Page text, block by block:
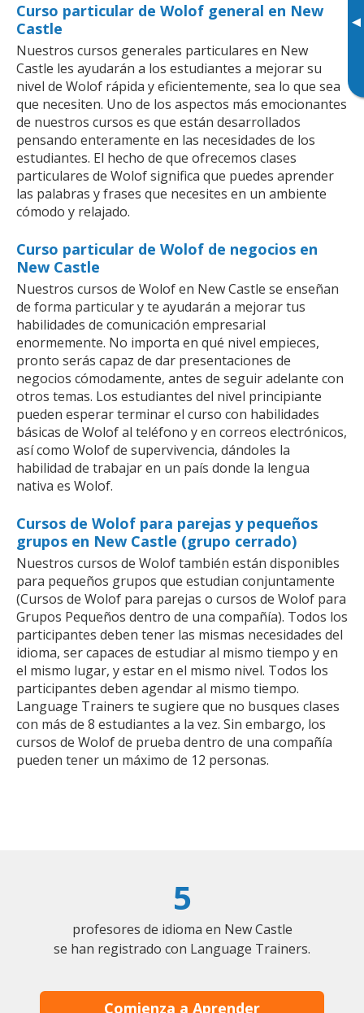
▸
Curso particular de Wolof general en New
Castle
Nuestros cursos generales particulares en New
Castle les ayudarán a los estudiantes a mejorar su
nivel de Wolof rápida y eficientemente, sea lo que sea
que necesiten. Uno de los aspectos más emocionantes
de nuestros cursos es que están desarrollados
pensando enteramente en las necesidades de los
estudiantes. El hecho de que ofrecemos clases
particulares de Wolof significa que puedes aprender
las palabras y frases que necesites en un ambiente
cómodo y relajado.
Curso particular de Wolof de negocios en
New Castle
Nuestros cursos de Wolof en New Castle se enseñan
de forma particular y te ayudarán a mejorar tus
habilidades de comunicación empresarial
enormemente. No importa en qué nivel empieces,
pronto serás capaz de dar presentaciones de
negocios cómodamente, antes de seguir adelante con
otros temas. Los estudiantes del nivel principiante
pueden esperar terminar el curso con habilidades
básicas de Wolof al teléfono y en correos electrónicos,
así como Wolof de supervivencia, dándoles la
habilidad de trabajar en un país donde la lengua
nativa es Wolof.
Cursos de Wolof para parejas y pequeños
grupos en New Castle (grupo cerrado)
Nuestros cursos de Wolof también están disponibles
para pequeños grupos que estudian conjuntamente
(Cursos de Wolof para parejas o cursos de Wolof para
Grupos Pequeños dentro de una compañía). Todos los
participantes deben tener las mismas necesidades del
idioma, ser capaces de estudiar al mismo tiempo y en
el mismo lugar, y estar en el mismo nivel. Todos los
participantes deben agendar al mismo tiempo.
Language Trainers te sugiere que no busques clases
con más de 8 estudiantes a la vez. Sin embargo, los
cursos de Wolof de prueba dentro de una compañía
pueden tener un máximo de 12 personas.
5
profesores de idioma en New Castle
se han registrado con Language Trainers.
Comienza a Aprender